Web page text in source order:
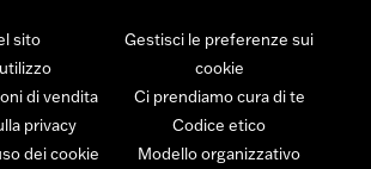
sito
di vendita
privacy
dei cookie
Gestisci le preferenze sui
cookie
Ci prendiamo cura di te
Codice etico
Modello organizzativo